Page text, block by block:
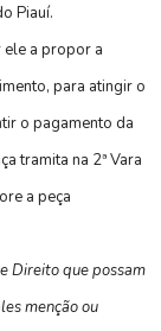
Piauí.
a propor a
para atingir o
o pagamento da
tramita na 2ª Vara
a peça
Direito que possam
menção ou